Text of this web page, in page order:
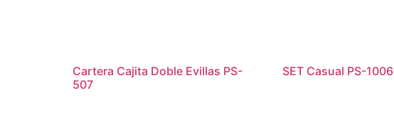
Cartera Cajita Doble Evillas PS-
507
SET Casual PS-1006